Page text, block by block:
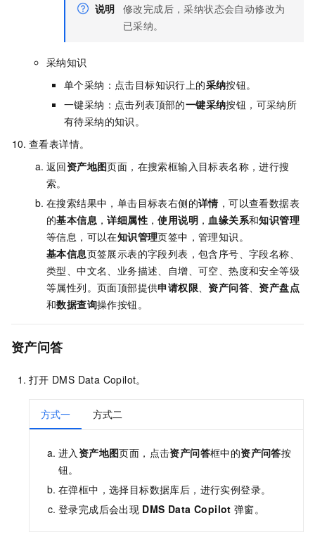
说明 修改完成后，采纳状态会自动修改为
已采纳。
采纳知识
单个采纳：点击目标知识行上的采纳按钮。
一键采纳：点击列表顶部的一键采纳按钮，可采纳所
有待采纳的知识。
查看表详情。
返回资产地图页面，在搜索框输入目标表名称，进行搜
索。
在搜索结果中，单击目标表右侧的详情，可以查看数据表
的基本信息 ，详细属性 ，使用说明 ， 血缘关系和知识管理
等信息，可以在知识管理页签中，管理知识。
基本信息页签展示表的字段列表，包含序号、字段名称、
类型、中文名、业务描述、自增、可空、热度和安全等级
等属性列。页面顶部提供申请权限 、资产问答 、资产盘点
和数据查询操作按钮。
资产问答
打开 DMS Data Copilot。
方式一 方式二
进入 资产地图页面，点击资产问答框中的资产问答按
钮。
在弹框中，选择目标数据库后，进行实例登录。
登录完成后会出现 DMS Data Copilot 弹窗。